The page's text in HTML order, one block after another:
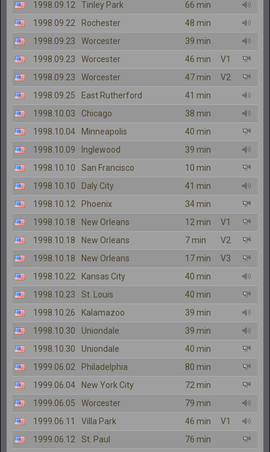
1998.09.12 Tinley Park
66 min
1998.09.22
Rochester
48 min
1998.09.23
Worcester
39 min
1998.09.23
Worcester 46 min
V1
1998.09.23
Worcester 47 min
V2
1998.09.25
East Rutherford
41 min
1998.10.03
Chicago
38 min
1998.10.04
Minneapolis
40 min
1998.10.09
Inglewood
39 min
1998.10.10
San Francisco
10 min
1998.10.10
Daly City
41 min
1998.10.12
Phoenix
34 min
1998.10.18
New Orleans 12 min
V1
1998.10.18
New Orleans 7 min
V2
1998.10.18
New Orleans 17 min
V3
1998.10.22
Kansas City
40 min
1998.10.23
St. Louis
40 min
1998.10.26
Kalamazoo
39 min
1998.10.30
Uniondale
39 min
1998.10.30
Uniondale
40 min
1999.06.02
Philadelphia
80 min
1999.06.04
New York City
72 min
1999.06.05
Worcester
79 min
1999.06.11
Villa Park 46 min
V1
1999.06.12
St. Paul
76 min